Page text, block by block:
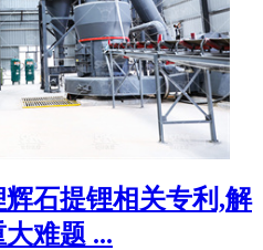
石提锂相关专利,解
难题 ...